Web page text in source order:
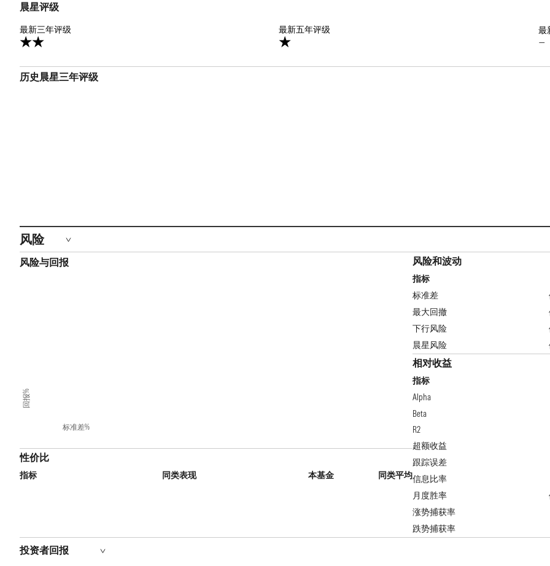
晨星评级
最新三年评级 最新五年评级
1星
最
—
历史晨星三年评级
风险
风险与回报
标准差%
回报%
性价比
指标 同类表现 本基金 同类平均
风险和波动
指标
标准差
最大回撤
下行风险
晨星风险
相对收益
指标
Alpha
Beta
R2
超额收益
跟踪误差
信息比率
月度胜率
涨势捕获率
跌势捕获率
投资者回报